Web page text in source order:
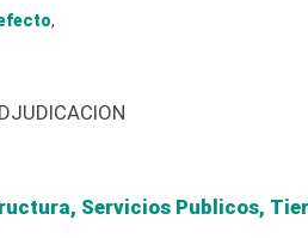
,
Servicios Publicos,